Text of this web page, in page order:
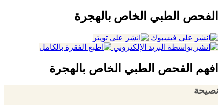
الفحص الطبي الخاص بالهجرة
افهم الفحص الطبي الخاص بالهجرة
نصيحة